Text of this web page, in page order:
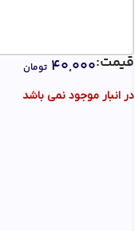
در انبار موجود نمی باشد
قیمت:۴۰,۰۰۰ تومان